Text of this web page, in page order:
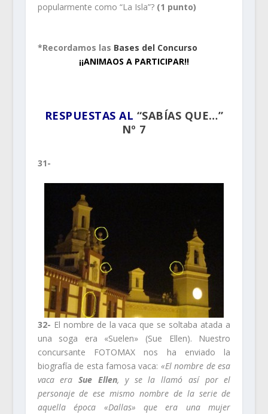
popularmente como “La Isla”?(1 punto)
*Recordamos las Bases del Concurso
¡¡ANIMAOS A PARTICIPAR!!
RESPUESTAS AL “SABÍAS QUE…”
Nº 7
31-
32- El nombre de la vaca que se soltaba atada a
una soga era «Suelen» (Sue Ellen). Nuestro
concursante FOTOMAX nos ha enviado la
biografía de esta famosa vaca: «El nombre de esa
vaca eraSue Ellen, y se la llamó así por el
personaje de ese mismo nombre de la serie de
aquella época «Dallas» que era una mujer